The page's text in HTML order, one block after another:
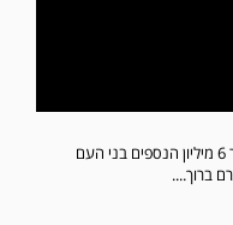
ביום השואה והגבורה מתייחד אתר גולר עם זכר 6 מיליון הנספים בני העם
ברוך....